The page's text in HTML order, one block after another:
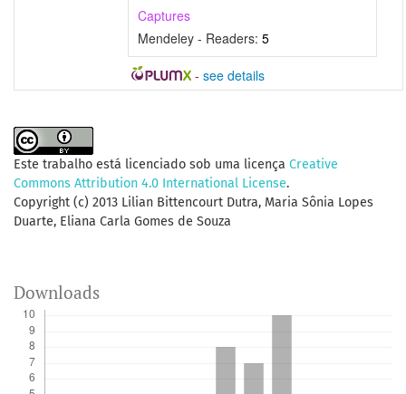
Captures
Mendeley - Readers: 5
- see details
Este trabalho está licenciado sob uma licença Creative
Commons Attribution 4.0 International License.
Copyright (c) 2013 Lilian Bittencourt Dutra, Maria Sônia Lopes
Duarte, Eliana Carla Gomes de Souza
Downloads